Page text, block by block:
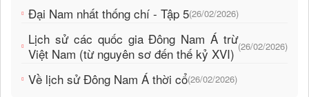
Đại Nam nhất thống chí - Tập 5(26/02/2026)
Lịch sử các quốc gia Đông Nam Á trừ
Việt Nam (từ nguyên sơ đến thế kỷ XVI) (26/02/2026)
Về lịch sử Đông Nam Á thời cổ(26/02/2026)